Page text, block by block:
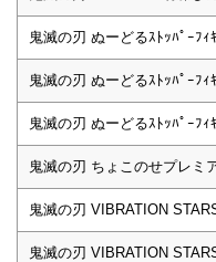
鬼滅の刃 ぬーどるｽﾄｯﾊﾟｰﾌｨ
鬼滅の刃 ぬーどるｽﾄｯﾊﾟｰﾌ
鬼滅の刃 ぬーどるｽﾄｯﾊﾟｰﾌｨ
鬼滅の刃 ちょこのせプレミ
鬼滅の刃 VIBRATION
鬼滅の刃 VIBRATION